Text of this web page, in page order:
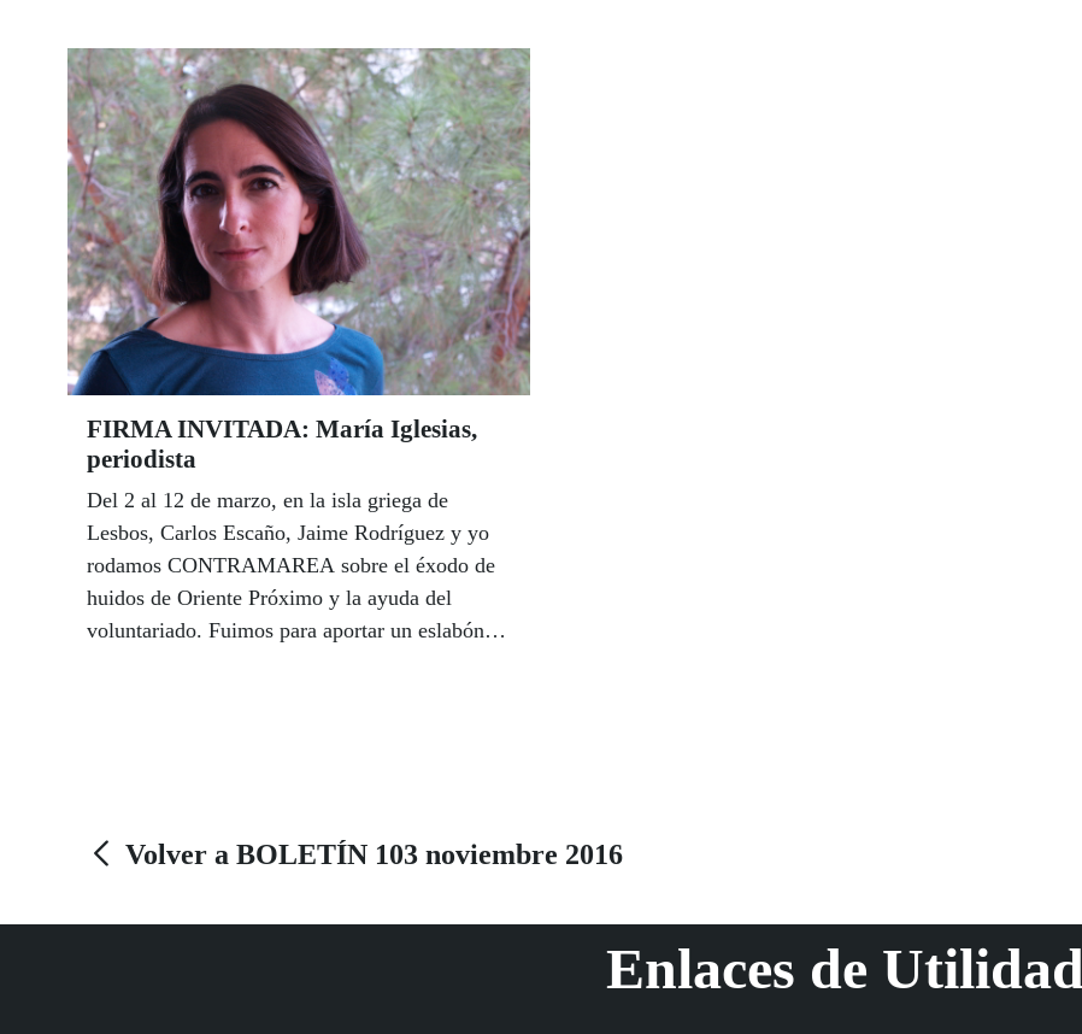
FIRMA INVITADA: María Iglesias,
periodista
Del 2 al 12 de marzo, en la isla griega de
Lesbos, Carlos Escaño, Jaime Rodríguez y yo
rodamos CONTRAMAREA sobre el éxodo de
huidos de Oriente Próximo y la ayuda del
voluntariado. Fuimos para aportar un eslabón a
Volver a BOLETÍN 103 noviembre 2016
Enlaces de Utilidad